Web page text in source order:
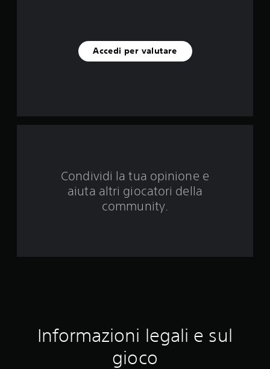
u
t
Accedi per valutare
Condividi la tua opinione e
aiuta altri giocatori della
community.
Informazioni legali e sul
gioco